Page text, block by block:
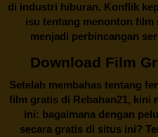
di industri hiburan. Konflik
isu tentang menonton film
menjadi perbincangan
Download Film
Setelah membahas tentang
film gratis di Rebahan21, kini
ini: bagaimana dengan
secara gratis di situs ini?